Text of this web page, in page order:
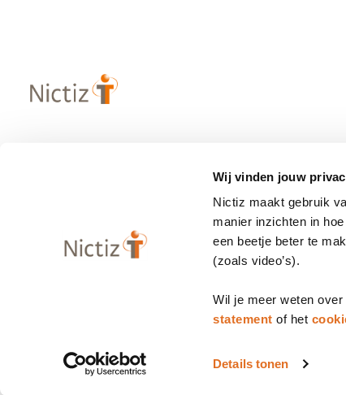
Wij vinden jouw
Nictiz maakt gebruik
manier inzichten in
een beetje beter te
(zoals video’s).
Wil je meer weten
statement of het
Details tonen
– Nieuws
–
– Zibs
–
–
Privacy statement Cookiebeleid Disclaimer